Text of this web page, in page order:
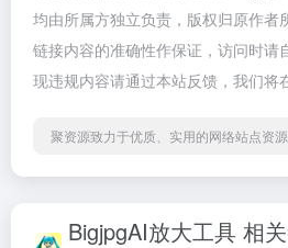
均由所属方独立负责，版权归原作者
链接内容的准确性作保证，访问时请
现违规内容请通过本站反馈，我们将
聚资源致力于优质、实用的网络站点资
BigjpgAI放大工具 相